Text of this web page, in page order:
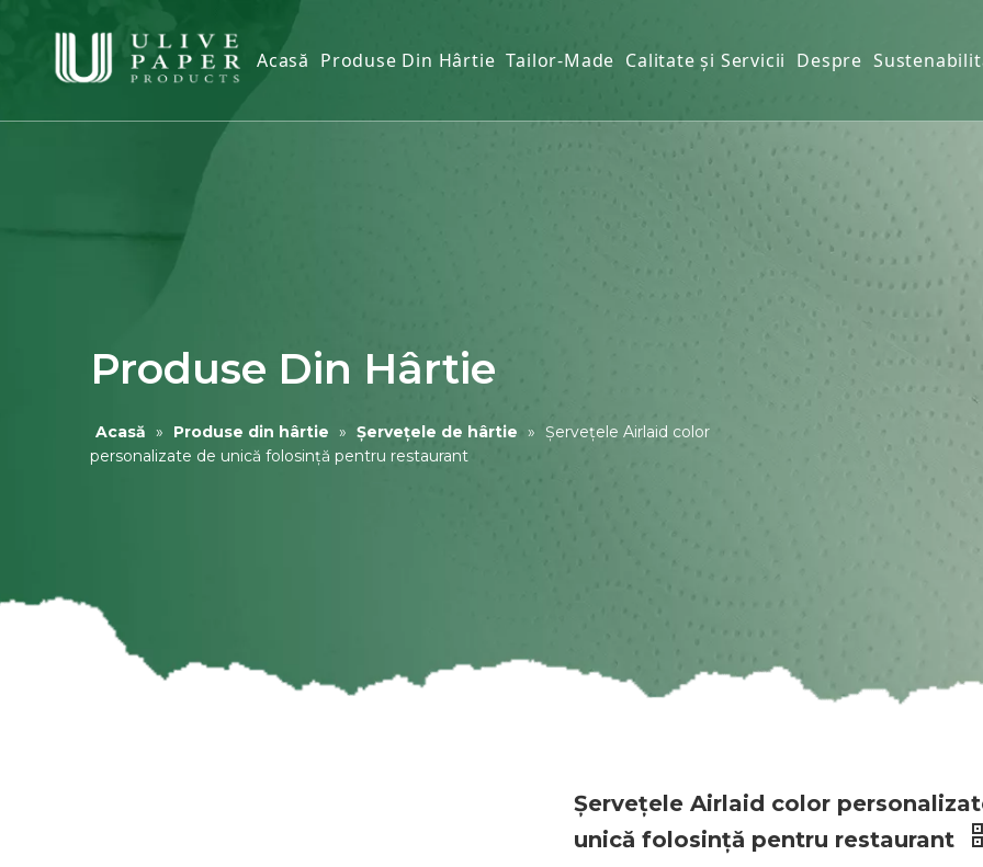
Acasă Produse Din Hârtie
Husa scaun toaleta
Tailor-Made Calitate și Servicii Despre
Produse Din Hârtie
Acasă » Produse din hârtie » Șervețele de hârtie » Șervețele Airlaid color
personalizate de unică folosință pentru restaurant
Șervețele Airlaid color
unică folosință pentru restaurant